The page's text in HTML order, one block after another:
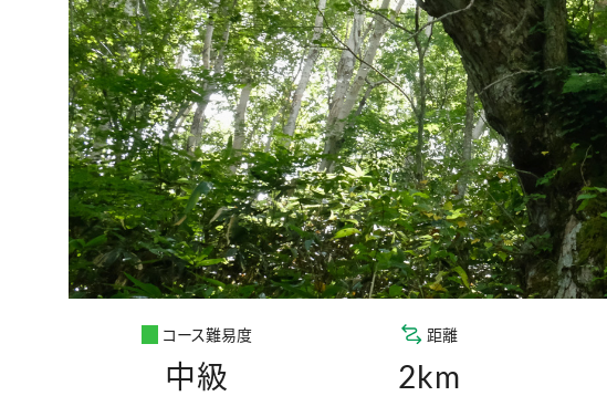
コース難易度
中級
距離
2km